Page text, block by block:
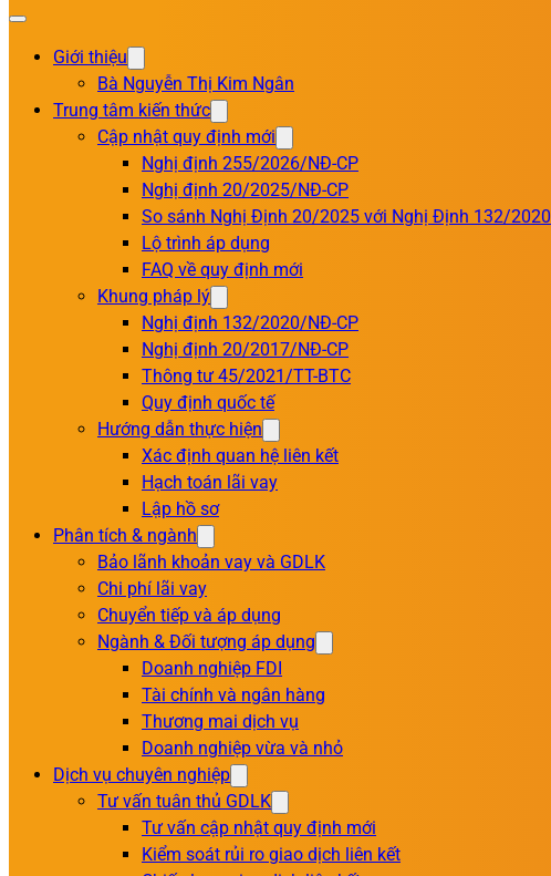
Giới thiệu
Bà Nguyễn Thị Kim Ngân
Trung tâm kiến thức
Cập nhật quy định mới
Nghị định 255/2026/NĐ-CP
Nghị định 20/2025/NĐ-CP
So sánh Nghị Định 20/2025 với Nghị Định 132/2020
Lộ trình áp dụng
FAQ về quy định mới
Khung pháp lý
Nghị định 132/2020/NĐ-CP
Nghị định 20/2017/NĐ-CP
Thông tư 45/2021/TT-BTC
Quy định quốc tế
Hướng dẫn thực hiện
Xác định quan hệ liên kết
Hạch toán lãi vay
Lập hồ sơ
Phân tích & ngành
Bảo lãnh khoản vay và GDLK
Chi phí lãi vay
Chuyển tiếp và áp dụng
Ngành & Đối tượng áp dụng
Doanh nghiệp FDI
Tài chính và ngân hàng
Thương mai dịch vụ
Doanh nghiệp vừa và nhỏ
Dịch vụ chuyên nghiệp
Tư vấn tuân thủ GDLK
Tư vấn cập nhật quy định mới
Kiểm soát rủi ro giao dịch liên kết